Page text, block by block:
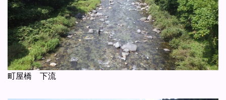
町屋橋 下流